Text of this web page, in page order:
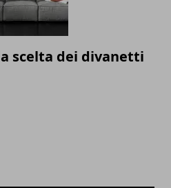
scelta dei divanetti